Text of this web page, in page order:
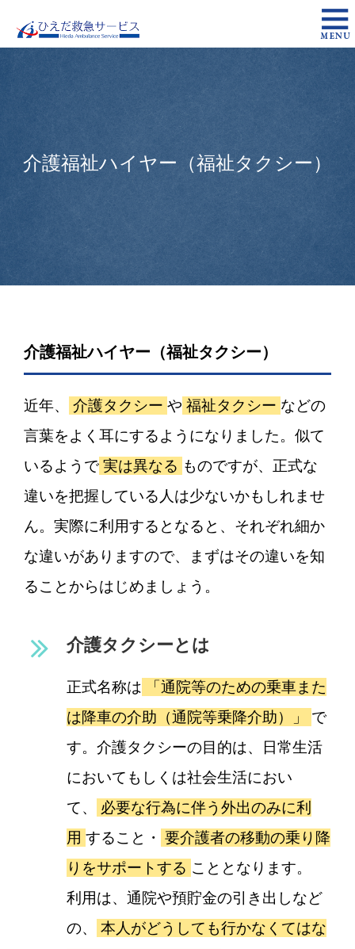
介護福祉ハイヤー（福祉タクシー）
介護福祉ハイヤー（福祉タクシー）
近年、 介護タクシー や 福祉タクシー などの
言葉をよく耳にするようになりました。似て
いるようで 実は異なる ものですが、正式な
違いを把握している人は少ないかもしれませ
ん。実際に利用するとなると、それぞれ細か
な違いがありますので、まずはその違いを知
ることからはじめましょう。
介護タクシーとは
正式名称は 「通院等のための乗車また
は降車の介助（通院等乗降介助）」 で
す。介護タクシーの目的は、日常生活
においてもしくは社会生活におい
て、
必要な行為に伴う外出のみに利
用 すること・ 要介護者の移動の乗り降
りをサポートする こととなります。
利用は、通院や預貯金の引き出しなど
の、
本人がどうしても行かなくてはな